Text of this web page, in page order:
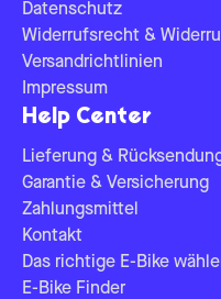
Datenschutz
Widerrufsrecht &
Versandrichtlinien
Impressum
Help Center
Lieferung &
Garantie & Versicherung
Zahlungsmittel
Kontakt
Das richtige E-Bike
E-Bike Finder